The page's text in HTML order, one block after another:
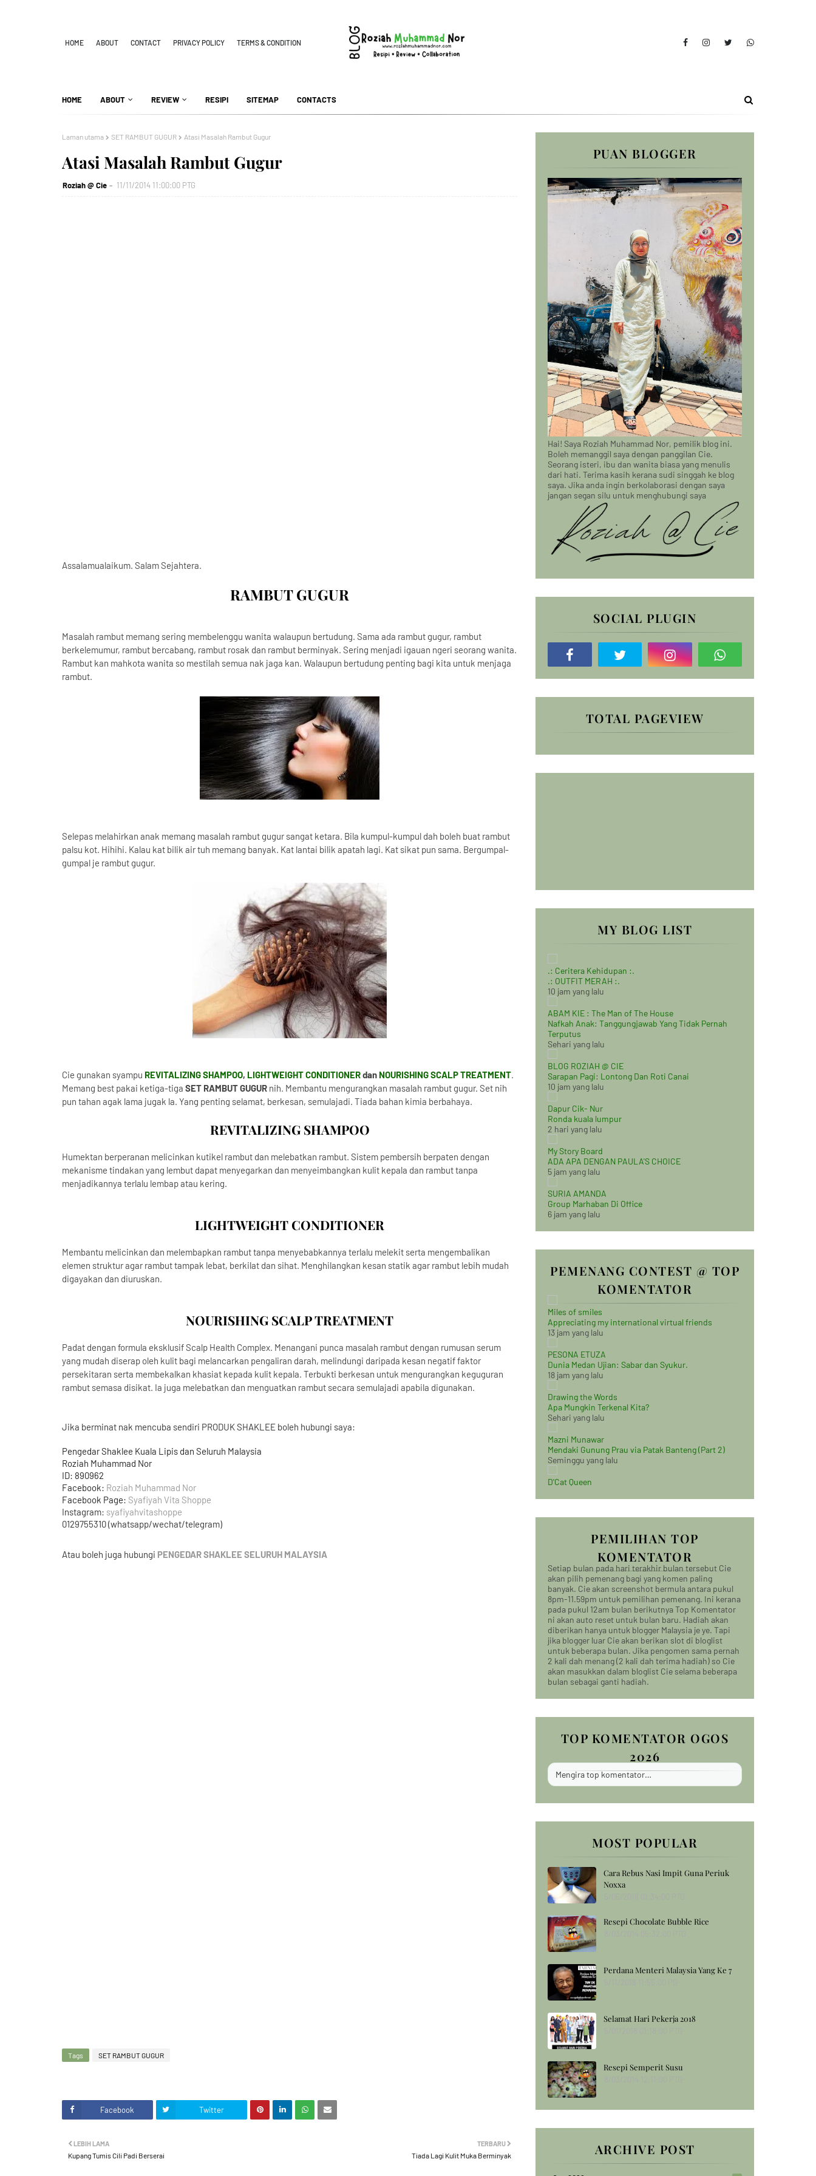
HOME ABOUT CONTACT PRIVACY POLICY TERMS & CONDITION
HOME ABOUT REVIEW RESIPI SITEMAP CONTACTS
Laman utama SET RAMBUT GUGUR Atasi Masalah Rambut Gugur
Atasi Masalah Rambut Gugur
Roziah @ Cie 11/11/2014 11:00:00 PTG
Assalamualaikum. Salam Sejahtera.
RAMBUT GUGUR
Masalah rambut memang sering membelenggu wanita walaupun bertudung. Sama ada rambut gugur, rambut
berkelemumur, rambut bercabang, rambut rosak dan rambut berminyak. Sering menjadi igauan ngeri seorang wanita.
Rambut kan mahkota wanita so mestilah semua nak jaga kan. Walaupun bertudung penting bagi kita untuk menjaga
rambut.
Selepas melahirkan anak memang masalah rambut gugur sangat ketara. Bila kumpul-kumpul dah boleh buat rambut
palsu kot. Hihihi. Kalau kat bilik air tuh memang banyak. Kat lantai bilik apatah lagi. Kat sikat pun sama. Bergumpal-
gumpal je rambut gugur.
Cie gunakan syampu REVITALIZING SHAMPOO, LIGHTWEIGHT CONDITIONERdan NOURISHING SCALP TREATMENT.
Memang best pakai ketiga-tiga SET RAMBUT GUGUR nih. Membantu mengurangkan masalah rambut gugur. Set nih
pun tahan agak lama jugak la. Yang penting selamat, berkesan, semulajadi. Tiada bahan kimia berbahaya.
REVITALIZING SHAMPOO
Humektan berperanan melicinkan kutikel rambut dan melebatkan rambut. Sistem pembersih berpaten dengan
mekanisme tindakan yang lembut dapat menyegarkan dan menyeimbangkan kulit kepala dan rambut tanpa
menjadikannya terlalu lembap atau kering.
LIGHTWEIGHT CONDITIONER
Membantu melicinkan dan melembapkan rambut tanpa menyebabkannya terlalu melekit serta mengembalikan
elemen struktur agar rambut tampak lebat, berkilat dan sihat. Menghilangkan kesan statik agar rambut lebih mudah
digayakan dan diuruskan.
NOURISHING SCALP TREATMENT
Padat dengan formula eksklusif Scalp Health Complex. Menangani punca masalah rambut dengan rumusan serum
yang mudah diserap oleh kulit bagi melancarkan pengaliran darah, melindungi daripada kesan negatif faktor
persekitaran serta membekalkan khasiat kepada kulit kepala. Terbukti berkesan untuk mengurangkan keguguran
rambut semasa disikat. Ia juga melebatkan dan menguatkan rambut secara semulajadi apabila digunakan.
Jika berminat nak mencuba sendiri PRODUK SHAKLEE boleh hubungi saya:
Pengedar Shaklee Kuala Lipis dan Seluruh Malaysia
Roziah Muhammad Nor
ID: 890962
Facebook: Roziah Muhammad Nor
Facebook Page: Syafiyah Vita Shoppe
Instagram: syafiyahvitashoppe
0129755310 (whatsapp/wechat/telegram)
Atau boleh juga hubungi PENGEDAR SHAKLEE SELURUH MALAYSIA
Tags SET RAMBUT GUGUR
Facebook Twitter
TERBARU
Tiada Lagi Kulit Muka Berminyak
LEBIH LAMA
Kupang Tumis Cili Padi Berserai
PUAN BLOGGER
Hai! Saya Roziah Muhammad Nor, pemilik blog ini.
Boleh memanggil saya dengan panggilan Cie.
Seorang isteri, ibu dan wanita biasa yang menulis
dari hati. Terima kasih kerana sudi singgah ke blog
saya. Jika anda ingin berkolaborasi dengan saya
jangan segan silu untuk menghubungi saya
SOCIAL PLUGIN
TOTAL PAGEVIEW
MY BLOG LIST
.: Ceritera Kehidupan :.
.: OUTFIT MERAH :.
10 jam yang lalu
ABAM KIE : The Man of The House
Nafkah Anak: Tanggungjawab Yang Tidak Pernah
Terputus
Sehari yang lalu
BLOG ROZIAH @ CIE
Sarapan Pagi: Lontong Dan Roti Canai
10 jam yang lalu
Dapur Cik- Nur
Ronda kuala lumpur
2 hari yang lalu
My Story Board
ADA APA DENGAN PAULA'S CHOICE
5 jam yang lalu
SURIA AMANDA
Group Marhaban Di Office
6 jam yang lalu
PEMENANG CONTEST @ TOP
KOMENTATOR
Miles of smiles
Appreciating my international virtual friends
13 jam yang lalu
PESONA ETUZA
Dunia Medan Ujian: Sabar dan Syukur.
18 jam yang lalu
Drawing the Words
Apa Mungkin Terkenal Kita?
Sehari yang lalu
Mazni Munawar
Mendaki Gunung Prau via Patak Banteng (Part 2)
Seminggu yang lalu
D'Cat Queen
PEMILIHAN TOP
KOMENTATOR
Setiap bulan pada hari terakhir bulan tersebut Cie
akan pilih pemenang bagi yang komen paling
banyak. Cie akan screenshot bermula antara pukul
8pm-11.59pm untuk pemilihan pemenang. Ini kerana
pada pukul 12am bulan berikutnya Top Komentator
ni akan auto reset untuk bulan baru. Hadiah akan
diberikan hanya untuk blogger Malaysia je ye. Tapi
jika blogger luar Cie akan berikan slot di bloglist
untuk beberapa bulan. Jika pengomen sama pernah
2 kali dah menang (2 kali dah terima hadiah) so Cie
akan masukkan dalam bloglist Cie selama beberapa
bulan sebagai ganti hadiah.
TOP KOMENTATOR OGOS
2026
Mengira top komentator…
MOST POPULAR
Cara Rebus Nasi Impit Guna Periuk
Noxxa
Resepi Chocolate Bubble Rice
Perdana Menteri Malaysia Yang Ke 7
Selamat Hari Pekerja 2018
Resepi Semperit Susu
ARCHIVE POST